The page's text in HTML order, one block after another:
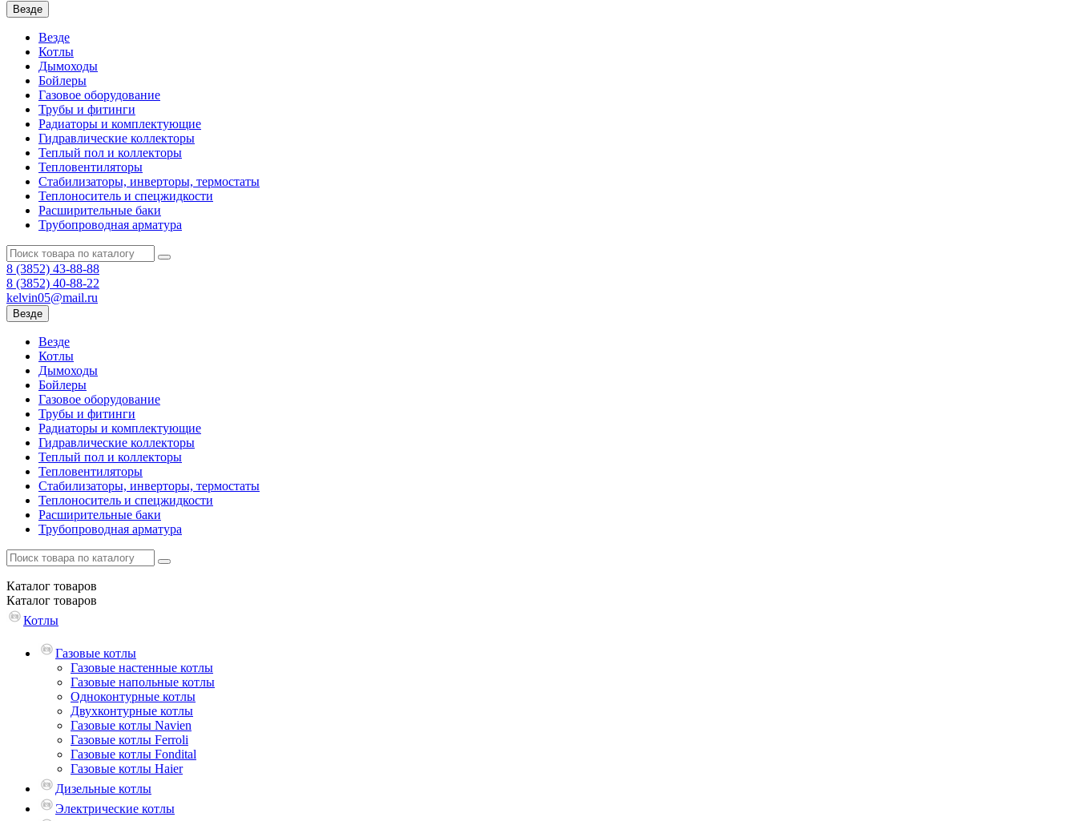
Везде
Везде
Котлы
Дымоходы
Бойлеры
Газовое оборудование
Трубы и фитинги
Радиаторы и комплектующие
Гидравлические коллекторы
Теплый пол и коллекторы
Тепловентиляторы
Стабилизаторы, инверторы, термостаты
Теплоноситель и спецжидкости
Расширительные баки
Трубопроводная арматура
8 (3852) 43-88-88
8 (3852) 40-88-22
kelvin05@mail.ru
Везде
Везде
Котлы
Дымоходы
Бойлеры
Газовое оборудование
Трубы и фитинги
Радиаторы и комплектующие
Гидравлические коллекторы
Теплый пол и коллекторы
Тепловентиляторы
Стабилизаторы, инверторы, термостаты
Теплоноситель и спецжидкости
Расширительные баки
Трубопроводная арматура
Каталог товаров
Каталог товаров
Котлы
Газовые котлы
Газовые настенные котлы
Газовые напольные котлы
Одноконтурные котлы
Двухконтурные котлы
Газовые котлы Navien
Газовые котлы Ferroli
Газовые котлы Fondital
Газовые котлы Haier
Дизельные котлы
Электрические котлы